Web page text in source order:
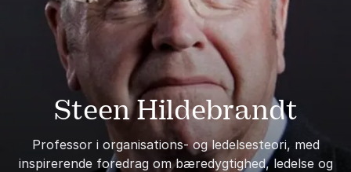
Steen Hildebrandt
Professor i organisations- og ledelsesteori, med
inspirerende foredrag om bæredygtighed, ledelse og